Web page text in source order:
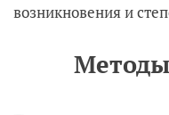
возникновения и